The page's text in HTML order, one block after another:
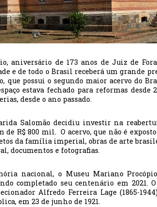
aniversário de 173 anos de Juiz de
e de todo o Brasil receberá um grande
que possui o segundo maior acervo do
estava fechado para reformas
desde o ano passado.
Salomão decidiu investir na
de R$ 800 mil. O acervo, que não é
da família imperial, obras de arte
documentos e fotografias.
nacional, o Museu Mariano
completado seu centenário em 2021.
Alfredo Ferreira Lage (1865-
em 23 de junho de 1921.